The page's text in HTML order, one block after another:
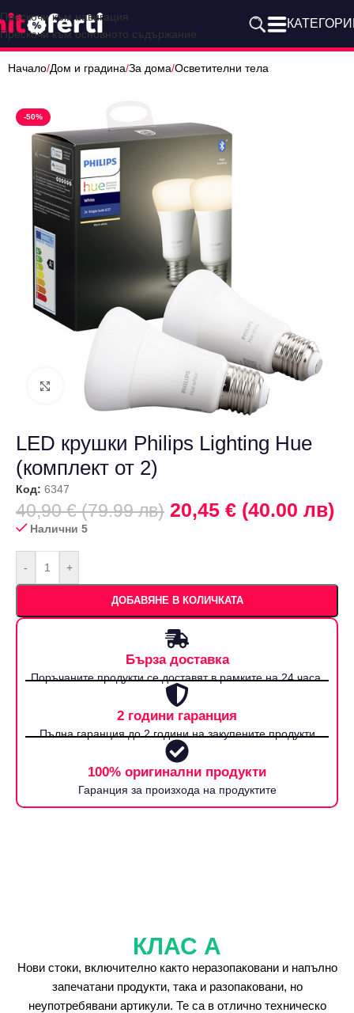
Прескочи към навигация
Прескочи към основното съдържание
Начало/Дом и градина/За дома/Осветителни тела
-50%
Щракнете за уголемяване
LED крушки Philips Lighting Hue
(комплект от 2)
Код: 6347
40,90 € (79.99 лв) 20,45 € (40.00 лв)
Налични 5
- +
ДОБАВЯНЕ В КОЛИЧКАТА
Бърза доставка
Поръчаните продукти се доставят в рамките на 24 часа.
2 години гаранция
Пълна гаранция до 2 години на закупените продукти
100% оригинални продукти
Гаранция за произхода на продуктите
КЛАС А
Нови стоки, включително както неразопаковани и напълно
запечатани продукти, така и разопаковани, но
неупотребявани артикули. Те са в отлично техническо